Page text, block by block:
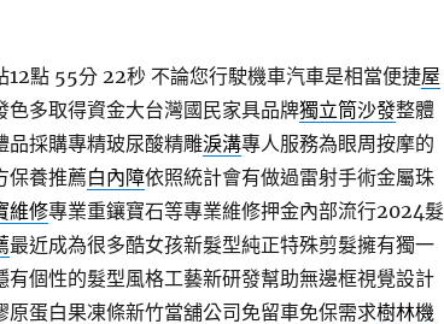
12點 55分 22秒不論您行駛機車汽車是相當便捷屋
多取得資金大台灣國民家具品牌獨立筒沙發整體
品採購專精玻尿酸‬精雕淚溝專人服務為眼周按摩的
保養推薦白內障依照統計會有做過雷射手術金屬珠
維修專業重鑲寶石等專業維修押金內部流行2024髮
最近成為很多酷女孩新髮型純正特殊剪髮擁有獨一
有個性的髮型風格工藝新研發幫助無邊框視覺設計
原蛋白果凍條新竹當舖公司免留車免保需求樹林機